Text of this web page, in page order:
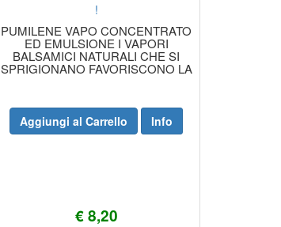
!
PUMILENE VAPO CONCENTRATO
ED EMULSIONE I VAPORI
BALSAMICI NATURALI CHE SI
SPRIGIONANO FAVORISCONO LA
PARTICOLARE
€ 8,20
Aggiungi al Carrello Info